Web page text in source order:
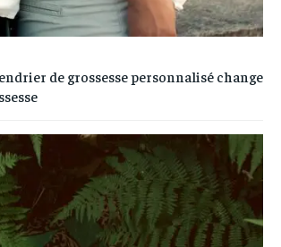
de grossesse personnalisé change